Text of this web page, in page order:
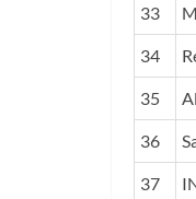
33
34
35
36
37